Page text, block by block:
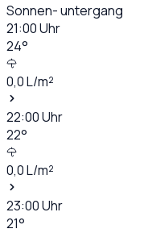
Sonnen- untergang
21:00Uhr
24°
0,0L/m²
22:00Uhr
22°
0,0L/m²
23:00Uhr
21°